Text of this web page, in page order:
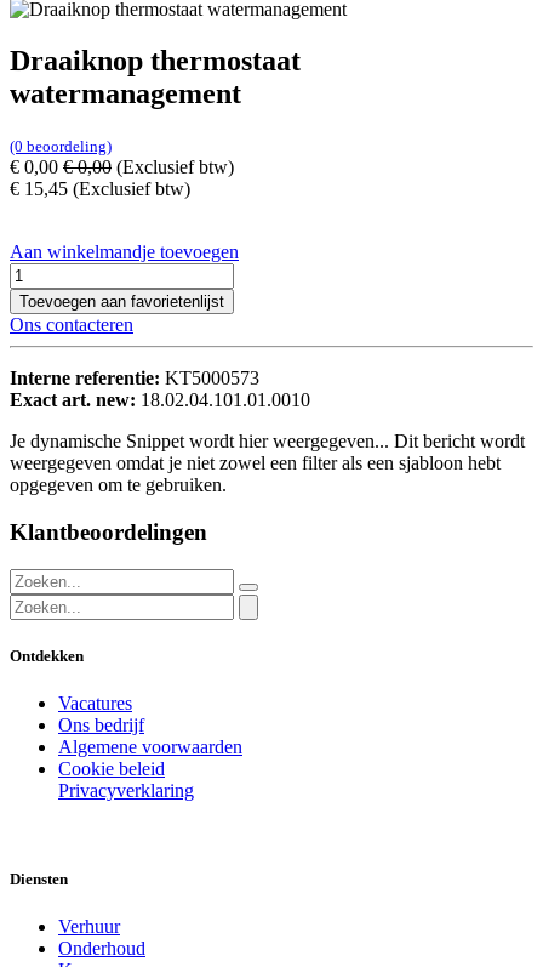
Draaiknop thermostaat
watermanagement
(0 beoordeling)
€ 0,00 €0,00 (Exclusief btw)
€ 15,45 (Exclusief btw)
Aan winkelmandje toevoegen
Toevoegen aan favorietenlijst
Ons contacteren
Interne referentie: KT5000573
Exact art. new: 18.02.04.101.01.0010
Je dynamische Snippet wordt hier weergegeven... Dit bericht wordt
weergegeven omdat je niet zowel een filter als een sjabloon hebt
opgegeven om te gebruiken.
Klantbeoordelingen
Ontdekken
Vacatures
Ons bedrijf
Algemene voorwaarden
Cookie beleid
Privacyverklaring
Diensten
Verhuur
Onderhoud